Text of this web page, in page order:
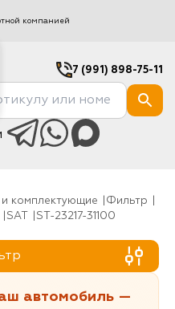
компанией
7 (991) 898-75-11
и комплектующие
фильтр
SAT ST-23217-31100
автомобиль —